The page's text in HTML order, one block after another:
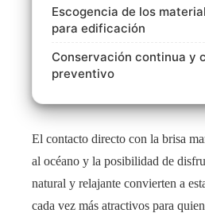
Escogencia de los
para edificación
Conservación continua y
preventivo
El contacto directo con la brisa
al océano y la posibilidad de
natural y relajante convierten a
cada vez más atractivos para